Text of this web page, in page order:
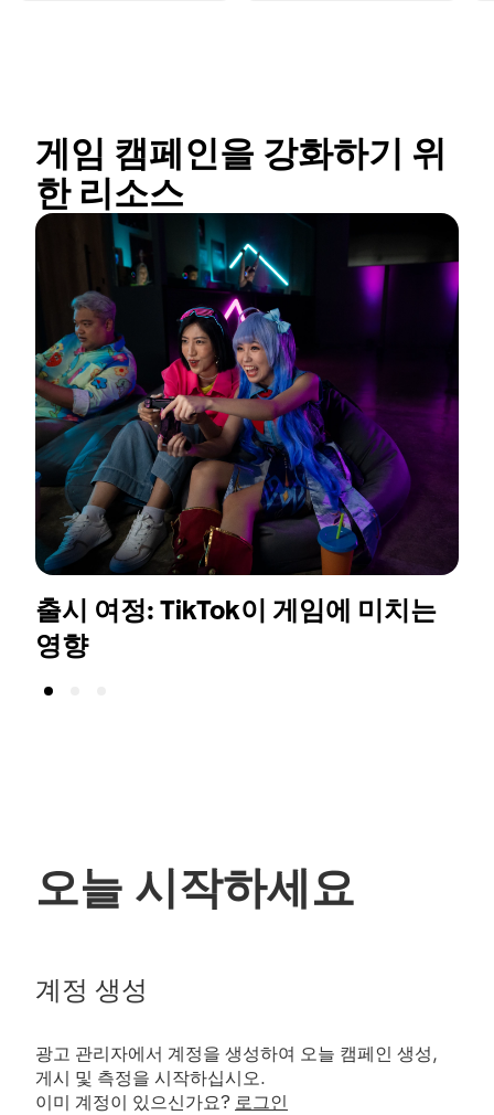
게임 캠페인을 강화하기 위
한 리소스
출시 여정: TikTok이 게임에 미치는
영향
오늘 시작하세요
계정 생성
광고 관리자에서 계정을 생성하여 오늘 캠페인 생성,
게시 및 측정을 시작하십시오.
이미 계정이 있으신가요? 로그인